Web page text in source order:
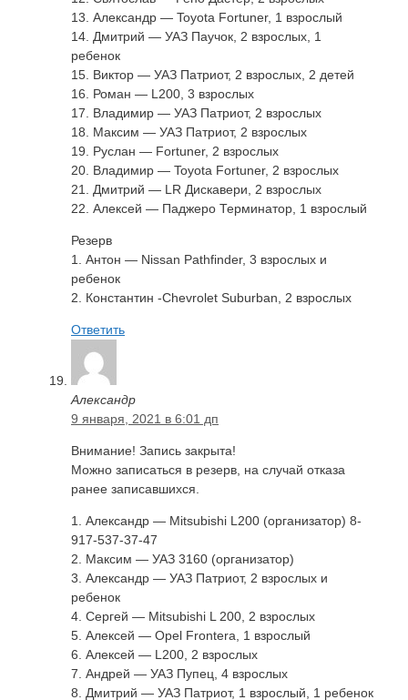
13. Александр — Toyota Fortuner, 1 взрослый
14. Дмитрий — УАЗ Паучок, 2 взрослых, 1
ребенок
15. Виктор — УАЗ Патриот, 2 взрослых, 2 детей
16. Роман — L200, 3 взрослых
17. Владимир — УАЗ Патриот, 2 взрослых
18. Максим — УАЗ Патриот, 2 взрослых
19. Руслан — Fortuner, 2 взрослых
20. Владимир — Toyota Fortuner, 2 взрослых
21. Дмитрий — LR Дискавери, 2 взрослых
22. Алексей — Паджеро Терминатор, 1 взрослый
Резерв
1. Антон — Nissan Pathfinder, 3 взрослых и
ребенок
2. Константин -Chevrolet Suburban, 2 взрослых
Ответить
Александр
9 января, 2021 в 6:01 дп
Внимание! Запись закрыта!
Можно записаться в резерв, на случай отказа
ранее записавшихся.
1. Александр — Mitsubishi L200 (организатор) 8-
917-537-37-47
2. Максим — УАЗ 3160 (организатор)
3. Александр — УАЗ Патриот, 2 взрослых и
ребенок
4. Сергей — Mitsubishi L 200, 2 взрослых
5. Алексей — Opel Frontera, 1 взрослый
6. Алексей — L200, 2 взрослых
7. Андрей — УАЗ Пупец, 4 взрослых
8. Дмитрий — УАЗ Патриот, 1 взрослый, 1 ребенок